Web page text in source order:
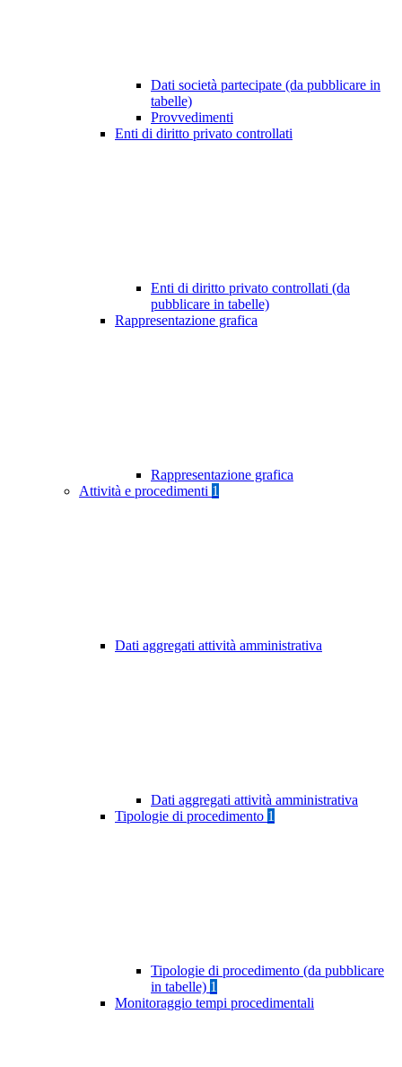
Dati società partecipate (da pubblicare in
tabelle)
Provvedimenti
Enti di diritto privato controllati
Enti di diritto privato controllati (da
pubblicare in tabelle)
Rappresentazione grafica
Rappresentazione grafica
Attività e procedimenti 1
Dati aggregati attività amministrativa
Dati aggregati attività amministrativa
Tipologie di procedimento 1
Tipologie di procedimento (da pubblicare
in tabelle) 1
Monitoraggio tempi procedimentali